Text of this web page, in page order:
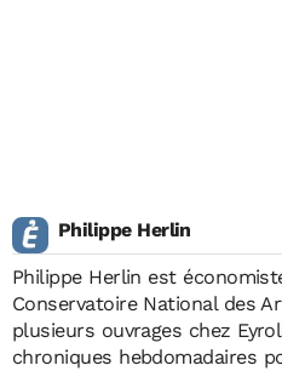
Philippe Herlin
Philippe Herlin est
Conservatoire National des
plusieurs ouvrages chez
chroniques hebdomadaires